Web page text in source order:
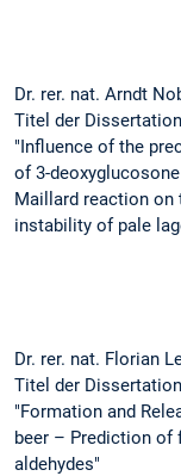
Dr. rer. nat. Arndt
Titel der
"Influence of the
of 3-
Maillard reaction on
instability of pale
Dr. rer. nat. Florian
Titel der
"Formation and
beer – Prediction of
aldehydes"